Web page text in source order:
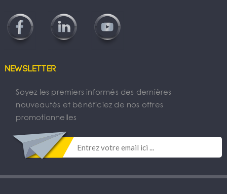
Newsletter
Soyez les premiers informés des dernières
nouveautés et bénéficiez de nos offres
promotionnelles